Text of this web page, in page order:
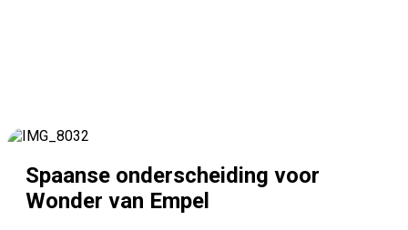
Spaanse onderscheiding voor
Wonder van Empel